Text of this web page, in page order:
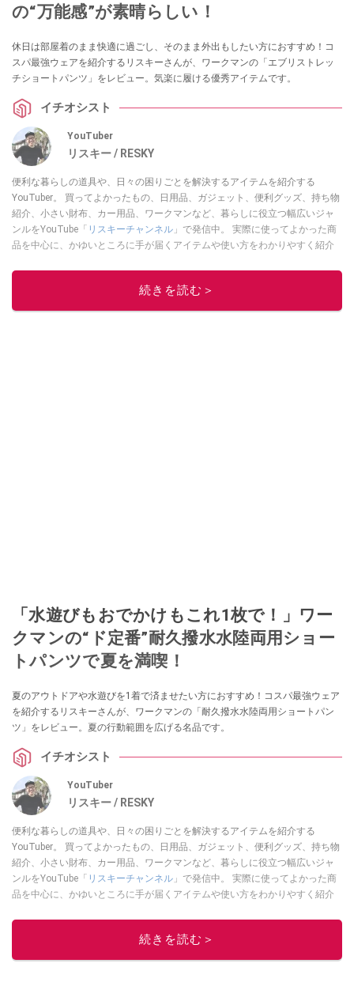
の“万能感”が素晴らしい！
休日は部屋着のまま快適に過ごし、そのまま外出もしたい方におすすめ！コ
スパ最強ウェアを紹介するリスキーさんが、ワークマンの「エブリストレッ
チショートパンツ」をレビュー。気楽に履ける優秀アイテムです。
イチオシスト
YouTuber
リスキー / RESKY
便利な暮らしの道具や、日々の困りごとを解決するアイテムを紹介する
YouTuber。 買ってよかったもの、日用品、ガジェット、便利グッズ、持ち物
紹介、小さい財布、カー用品、ワークマンなど、暮らしに役立つ幅広いジャ
ンルをYouTube「 リスキーチャンネル 」で発信中。 実際に使ってよかった商
品を中心に、かゆいところに手が届くアイテムや使い方をわかりやすく紹介
このイチオシストの他の記事を読む
続きを読む＞
「水遊びもおでかけもこれ1枚で！」ワー
クマンの“ド定番”耐久撥水水陸両用ショー
トパンツで夏を満喫！
夏のアウトドアや水遊びを1着で済ませたい方におすすめ！コスパ最強ウェア
を紹介するリスキーさんが、ワークマンの「耐久撥水水陸両用ショートパン
ツ」をレビュー。夏の行動範囲を広げる名品です。
イチオシスト
YouTuber
リスキー / RESKY
便利な暮らしの道具や、日々の困りごとを解決するアイテムを紹介する
YouTuber。 買ってよかったもの、日用品、ガジェット、便利グッズ、持ち物
紹介、小さい財布、カー用品、ワークマンなど、暮らしに役立つ幅広いジャ
ンルをYouTube「 リスキーチャンネル 」で発信中。 実際に使ってよかった商
品を中心に、かゆいところに手が届くアイテムや使い方をわかりやすく紹介
このイチオシストの他の記事を読む
続きを読む＞